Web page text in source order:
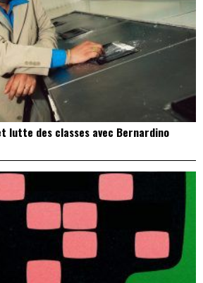
lutte des classes avec Bernardino